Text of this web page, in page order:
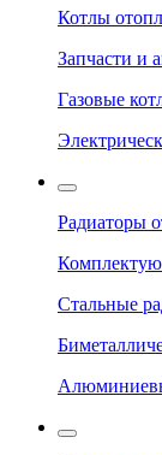
Котлы
Запчасти и
Газовые
Радиаторы
Стальные